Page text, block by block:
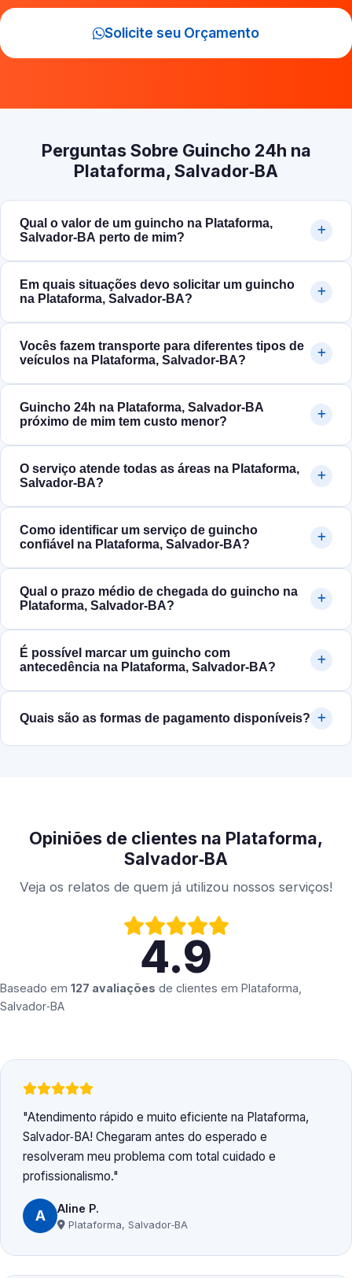
Solicite seu Orçamento
Perguntas Sobre Guincho 24h na
Plataforma, Salvador‑BA
Qual o valor de um guincho na Plataforma,
Salvador‑BA perto de mim?
Em quais situações devo solicitar um guincho
na Plataforma, Salvador‑BA?
Vocês fazem transporte para diferentes tipos de
veículos na Plataforma, Salvador‑BA?
Guincho 24h na Plataforma, Salvador‑BA
próximo de mim tem custo menor?
O serviço atende todas as áreas na Plataforma,
Salvador‑BA?
Como identificar um serviço de guincho
confiável na Plataforma, Salvador‑BA?
Qual o prazo médio de chegada do guincho na
Plataforma, Salvador‑BA?
É possível marcar um guincho com
antecedência na Plataforma, Salvador‑BA?
Quais são as formas de pagamento disponíveis?
Opiniões de clientes na Plataforma,
Salvador‑BA
Veja os relatos de quem já utilizou nossos serviços!
4.9
Baseado em 127 avaliações de clientes em Plataforma,
Salvador‑BA
Atendimento rápido e muito eficiente na Plataforma,
Salvador‑BA! Chegaram antes do esperado e
resolveram meu problema com total cuidado e
profissionalismo.
A Aline P.
Plataforma, Salvador‑BA